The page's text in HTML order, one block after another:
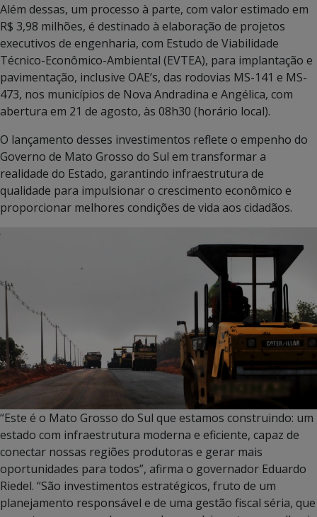
Além dessas, um processo à parte, com valor estimado em
R$ 3,98 milhões, é destinado à elaboração de projetos
executivos de engenharia, com Estudo de Viabilidade
Técnico-Econômico-Ambiental (EVTEA), para implantação e
pavimentação, inclusive OAE’s, das rodovias MS-141 e MS-
473, nos municípios de Nova Andradina e Angélica, com
abertura em 21 de agosto, às 08h30 (horário local).
O lançamento desses investimentos reflete o empenho do
Governo de Mato Grosso do Sul em transformar a
realidade do Estado, garantindo infraestrutura de
qualidade para impulsionar o crescimento econômico e
proporcionar melhores condições de vida aos cidadãos.
“Este é o Mato Grosso do Sul que estamos construindo: um
estado com infraestrutura moderna e eficiente, capaz de
conectar nossas regiões produtoras e gerar mais
oportunidades para todos”, afirma o governador Eduardo
Riedel. “São investimentos estratégicos, fruto de um
planejamento responsável e de uma gestão fiscal séria, que